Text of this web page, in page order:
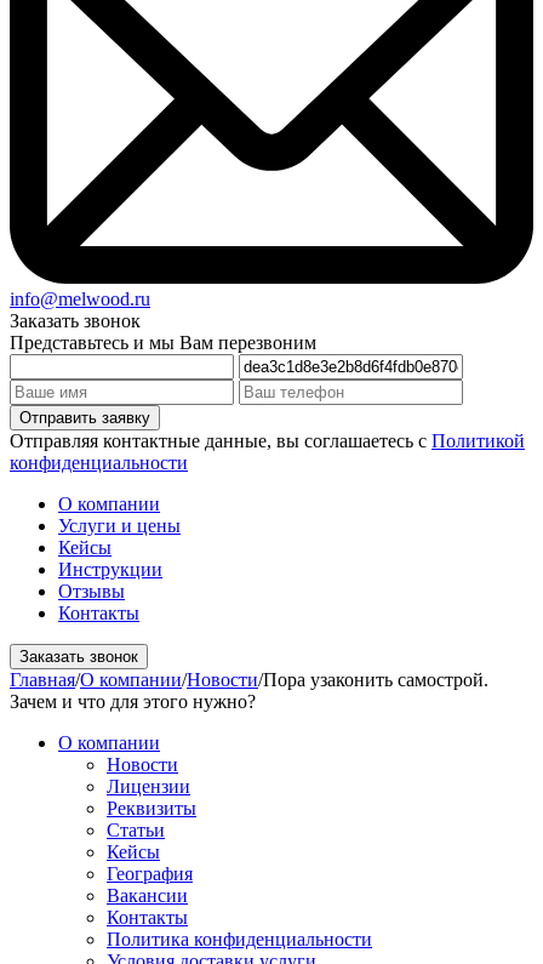
info@melwood.ru
Заказать звонок
Представьтесь и мы Вам перезвоним
Отправляя контактные данные, вы соглашаетесь с Политикой
конфиденциальности
О компании
Услуги и цены
Кейсы
Инструкции
Отзывы
Контакты
Заказать звонок
Главная/О компании/Новости/Пора узаконить самострой.
Зачем и что для этого нужно?
О компании
Новости
Лицензии
Реквизиты
Статьи
Кейсы
География
Вакансии
Контакты
Политика конфиденциальности